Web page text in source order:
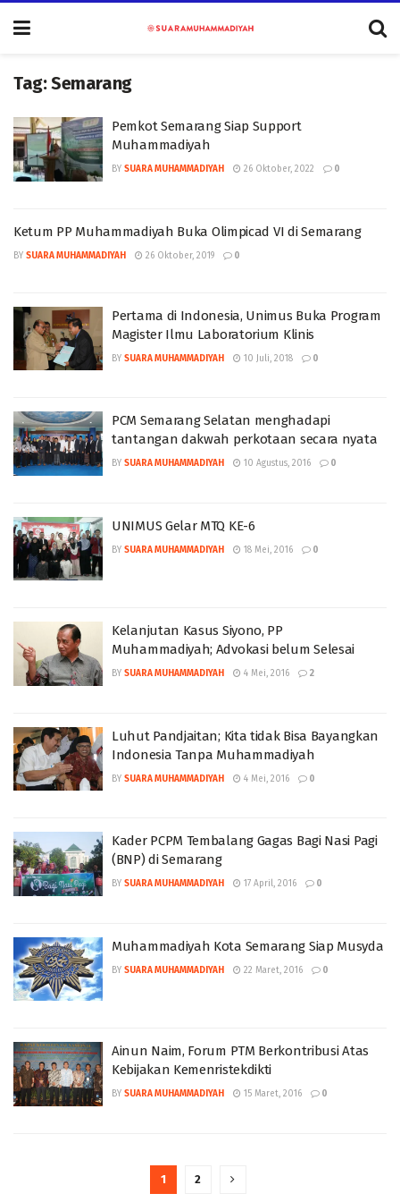
Tag:Semarang
Pemkot Semarang Siap Support
Muhammadiyah
BY SUARA MUHAMMADIYAH 26 Oktober, 2022 0
Ketum PP Muhammadiyah Buka Olimpicad VI di Semarang
BY SUARA MUHAMMADIYAH 26 Oktober, 2019 0
Pertama di Indonesia, Unimus Buka Program
Magister Ilmu Laboratorium Klinis
BY SUARA MUHAMMADIYAH 10 Juli, 2018 0
PCM Semarang Selatan menghadapi
tantangan dakwah perkotaan secara nyata
BY SUARA MUHAMMADIYAH 10 Agustus, 2016 0
UNIMUS Gelar MTQ KE-6
BY SUARA MUHAMMADIYAH 18 Mei, 2016 0
Kelanjutan Kasus Siyono, PP
Muhammadiyah; Advokasi belum Selesai
BY SUARA MUHAMMADIYAH 4 Mei, 2016 2
Luhut Pandjaitan; Kita tidak Bisa Bayangkan
Indonesia Tanpa Muhammadiyah
BY SUARA MUHAMMADIYAH 4 Mei, 2016 0
Kader PCPM Tembalang Gagas Bagi Nasi Pagi
(BNP) di Semarang
BY SUARA MUHAMMADIYAH 17 April, 2016 0
Muhammadiyah Kota Semarang Siap Musyda
BY SUARA MUHAMMADIYAH 22 Maret, 2016 0
Ainun Naim, Forum PTM Berkontribusi Atas
Kebijakan Kemenristekdikti
BY SUARA MUHAMMADIYAH 15 Maret, 2016 0
1 2